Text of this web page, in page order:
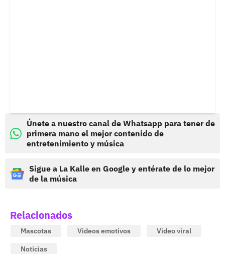
Únete a nuestro canal de Whatsapp para tener de
primera mano el mejor contenido de
entretenimiento y música
Sigue a La Kalle en Google y entérate de lo mejor
de la música
Relacionados
Mascotas Videos emotivos
Video viral
Noticias